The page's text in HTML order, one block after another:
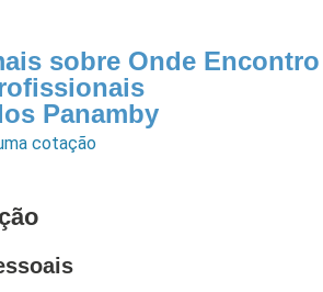
sobre Onde Encontro
Panamby
cotação